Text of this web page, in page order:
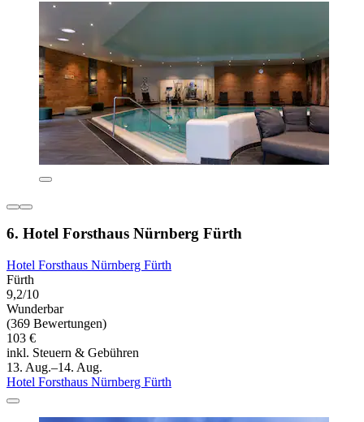
6. Hotel Forsthaus Nürnberg Fürth
Hotel Forsthaus Nürnberg Fürth
Fürth
9,2/10
Wunderbar
(369 Bewertungen)
103 €
inkl. Steuern & Gebühren
13. Aug.–14. Aug.
Hotel Forsthaus Nürnberg Fürth